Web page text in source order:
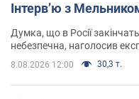
Інтерв’ю з
Думка, що в Росії
небезпечна, наголосив
8.08.2026 12:00 30,3 т.